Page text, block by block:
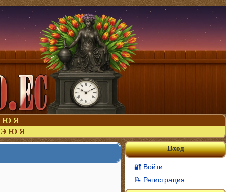
Ю Я
Э Ю Я
Вход
🔐 Войти
📝 Регистрация